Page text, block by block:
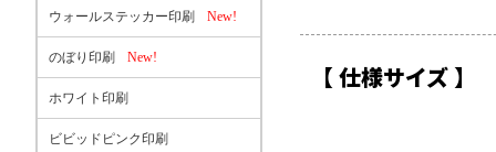
【 仕様サイズ 】
ウォールステッカー印刷 New!
のぼり印刷 New!
ホワイト印刷
ビビッドピンク印刷